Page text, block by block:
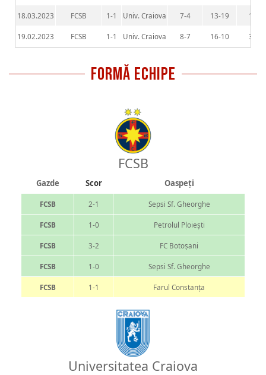
18.03.2023 FCSB 1-1 Univ. Craiova 7-4 13-19 1-1
19.02.2023 FCSB 1-1 Univ. Craiova 8-7 16-10 3-2
FORMĂ ECHIPE
FCSB
Gazde Scor Oaspeți
FCSB 2-1 Sepsi Sf. Gheorghe
FCSB 1-0 Petrolul Ploiești
FCSB 3-2 FC Botoșani
FCSB 1-0 Sepsi Sf. Gheorghe
FCSB 1-1 Farul Constanța
Universitatea Craiova